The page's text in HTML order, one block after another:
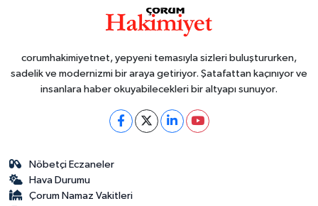
corumhakimiyetnet, yepyeni temasıyla sizleri buluştururken,
sadelik ve modernizmi bir araya getiriyor. Şatafattan kaçınıyor ve
insanlara haber okuyabilecekleri bir altyapı sunuyor.
Nöbetçi Eczaneler
Hava Durumu
Çorum Namaz Vakitleri